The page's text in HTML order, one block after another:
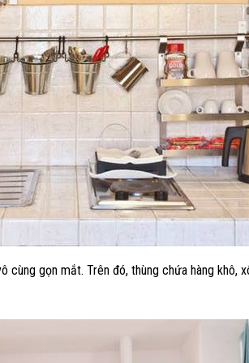
cùng gọn mắt. Trên đó, thùng chứa hàng